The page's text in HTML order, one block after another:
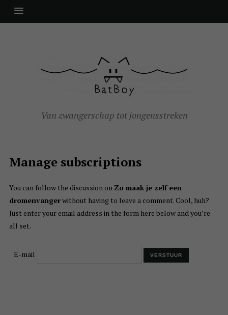
Van zwangerschap tot jongensstreken
Manage subscriptions
You can follow the discussion on Zo maak je zelf een
dromenvangerwithout having to leave a comment. Cool, huh?
Just enter your email address in the form here below and you’re
all set.
E-mail